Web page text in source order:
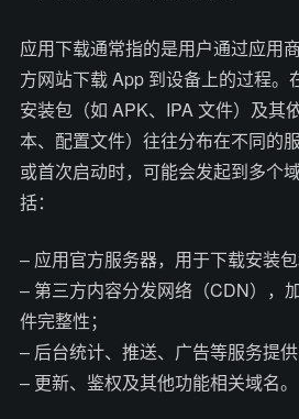
应用下载通常指的是用户通过应用
方网站下载 App 到设备上的过程。
安装包（如 APK、IPA 文件）及其
本、配置文件）往往分布在不同的
或首次启动时，可能会发起到多个
括：
– 应用官方服务器，用于下载安装包
– 第三方内容分发网络（CDN），
件完整性；
– 后台统计、推送、广告等服务提供
– 更新、鉴权及其他功能相关域名。